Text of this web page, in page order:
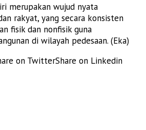
merupakan wujud nyata
rakyat, yang secara konsisten
fisik dan nonfisik guna
di wilayah pedesaan. (Eka)
on TwitterShare on Linkedin